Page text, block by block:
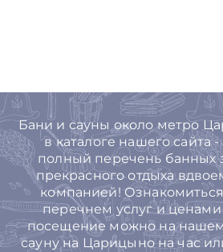
Бани и сауны около метро
в каталоге нашего сайта
полный перечень банных
прекрасного отдыха
компанией!
перечнем услуг и
посещение можно на нашем
сауну на Царицыно на час